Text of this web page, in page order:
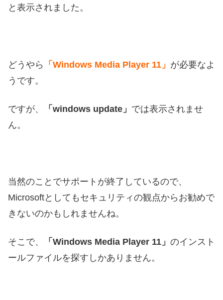
と表示されました。
どうやら 「Windows Media Player 11」 が必要なよ
うです。
ですが、 「windows update」 では表示されませ
ん。
当然のことでサポートが終了しているので、
Microsoftとしてもセキュリティの観点からお勧めで
きないのかもしれませんね。
そこで、 「Windows Media Player 11」 のインスト
ールファイルを探すしかありません。